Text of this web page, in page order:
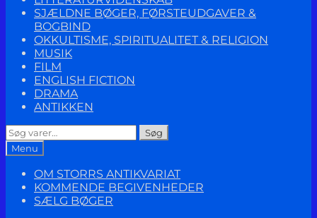
SJÆLDNE BØGER, FØRSTEUDGAVER &
BOGBIND
OKKULTISME, SPIRITUALITET & RELIGION
MUSIK
FILM
ENGLISH FICTION
DRAMA
ANTIKKEN
Søg
efter:
Søg
Menu
OM STORRS ANTIKVARIAT
KOMMENDE BEGIVENHEDER
SÆLG BØGER